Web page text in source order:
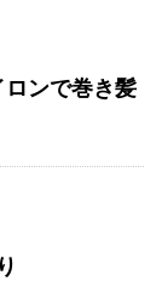
ロンで巻き髪